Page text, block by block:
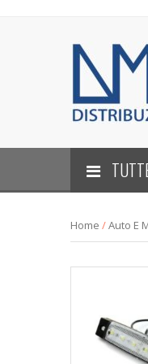
Home /Auto E